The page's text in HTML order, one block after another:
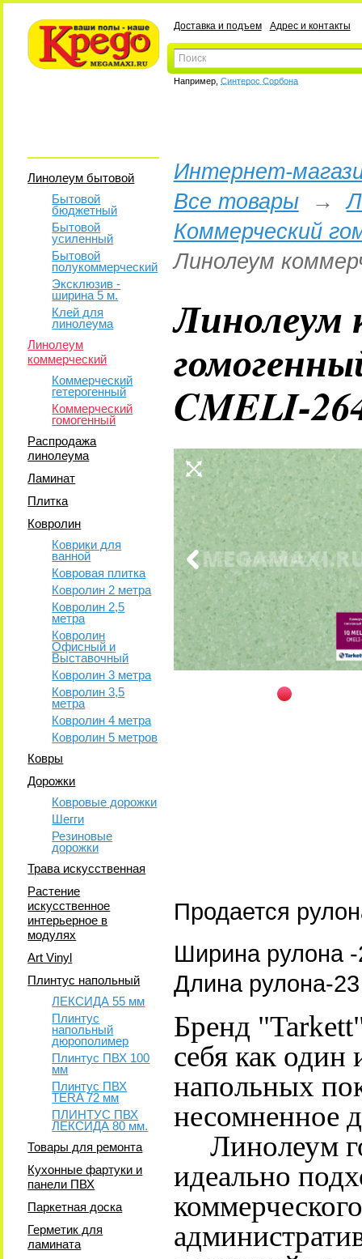
Доставка и подъем Адрес и контакты
Например, Синтерос Сорбона
Линолеум бытовой
Бытовой
бюджетный
Бытовой
усиленный
Бытовой
полукоммерческий
Эксклюзив -
ширина 5 м.
Клей для
линолеума
Линолеум
коммерческий
Коммерческий
гетерогенный
Коммерческий
гомогенный
Распродажа
линолеума
Ламинат
Плитка
Ковролин
Коврики для
ванной
Ковровая плитка
Ковролин 2 метра
Ковролин 2,5
метра
Ковролин
Офисный и
Выставочный
Ковролин 3 метра
Ковролин 3,5
метра
Ковролин 4 метра
Ковролин 5 метров
Ковры
Дорожки
Ковровые дорожки
Шегги
Резиновые
дорожки
Трава искусственная
Растение
искусственное
интерьерное в
модулях
Art Vinyl
Плинтус напольный
ЛЕКСИДА 55 мм
Плинтус
напольный
дюрополимер
Плинтус ПВХ 100
мм
Плинтус ПВХ
TERA 72 мм
ПЛИНТУС ПВХ
ЛЕКСИДА 80 мм.
Товары для ремонта
Кухонные фартуки и
панели ПВХ
Паркетная доска
Герметик для
ламината
Интернет-
Все товары→
Коммерческий
Линолеум
Линолеум
CMELI-
Продается
Ширина рулона
Длина рулона-23
Бренд
себя как
напольных
несомненное
Линолеум
идеально